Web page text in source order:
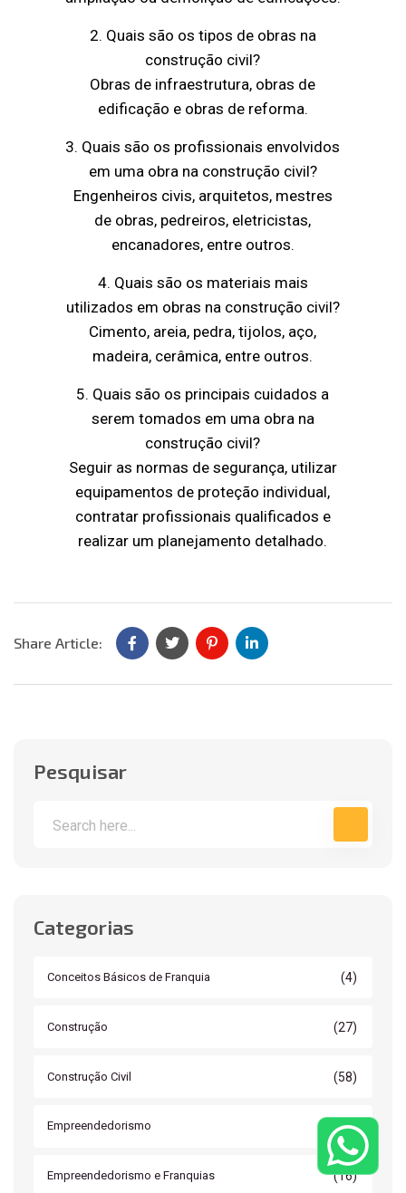
2. Quais são os tipos de obras na
construção civil?
Obras de infraestrutura, obras de
edificação e obras de reforma.
3. Quais são os profissionais envolvidos
em uma obra na construção civil?
Engenheiros civis, arquitetos, mestres
de obras, pedreiros, eletricistas,
encanadores, entre outros.
4. Quais são os materiais mais
utilizados em obras na construção civil?
Cimento, areia, pedra, tijolos, aço,
madeira, cerâmica, entre outros.
5. Quais são os principais cuidados a
serem tomados em uma obra na
construção civil?
Seguir as normas de segurança, utilizar
equipamentos de proteção individual,
contratar profissionais qualificados e
realizar um planejamento detalhado.
Share Article:
Pesquisar
Categorias
Conceitos Básicos de Franquia (4)
Construção (27)
Construção Civil (58)
Empreendedorismo (11)
Empreendedorismo e Franquias (16)